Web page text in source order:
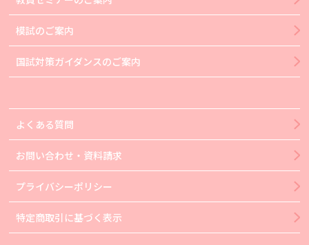
模試のご案内
国試対策ガイダンスのご案内
よくある質問
お問い合わせ・資料請求
プライバシーポリシー
特定商取引に基づく表示